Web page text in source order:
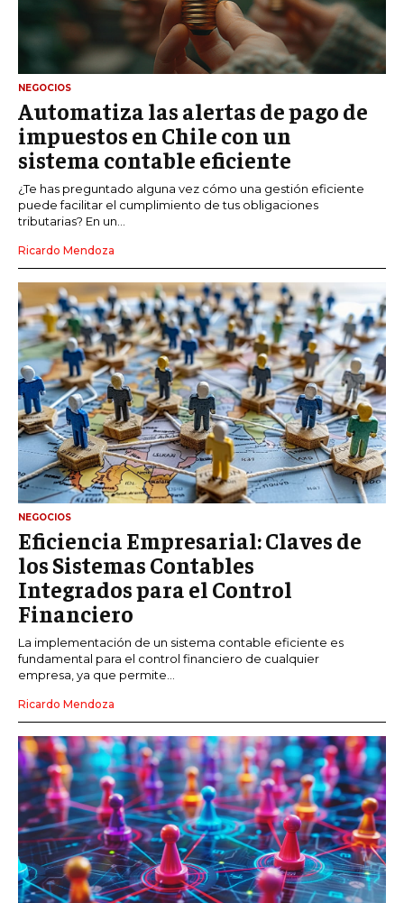
NEGOCIOS
Automatiza las alertas de pago de
impuestos en Chile con un
sistema contable eficiente
¿Te has preguntado alguna vez cómo una gestión eficiente
puede facilitar el cumplimiento de tus obligaciones
tributarias? En un...
Ricardo Mendoza
NEGOCIOS
Eficiencia Empresarial: Claves de
los Sistemas Contables
Integrados para el Control
Financiero
La implementación de un sistema contable eficiente es
fundamental para el control financiero de cualquier
empresa, ya que permite...
Ricardo Mendoza